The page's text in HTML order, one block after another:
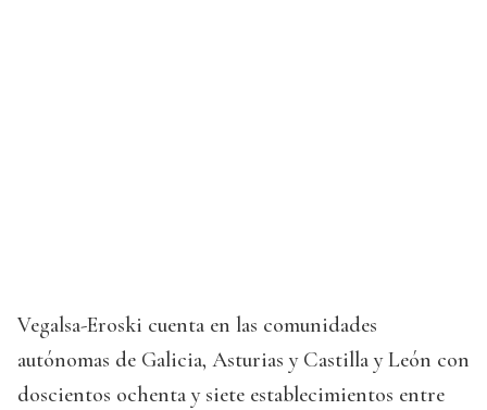
Vegalsa-Eroski cuenta en las comunidades
autónomas de Galicia, Asturias y Castilla y León con
doscientos ochenta y siete establecimientos entre